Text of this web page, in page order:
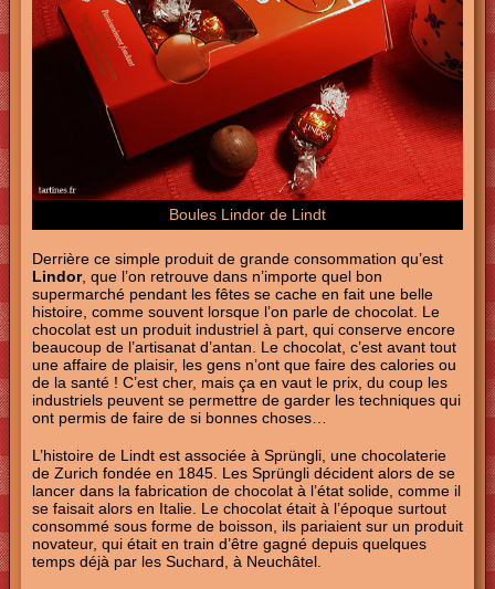
Boules Lindor de Lindt
Derrière ce simple produit de grande consommation qu’est
Lindor, que l’on retrouve dans n’importe quel bon
supermarché pendant les fêtes se cache en fait une belle
histoire, comme souvent lorsque l’on parle de chocolat. Le
chocolat est un produit industriel à part, qui conserve encore
beaucoup de l’artisanat d’antan. Le chocolat, c’est avant tout
une affaire de plaisir, les gens n’ont que faire des calories ou
de la santé ! C’est cher, mais ça en vaut le prix, du coup les
industriels peuvent se permettre de garder les techniques qui
ont permis de faire de si bonnes choses…
L’histoire de Lindt est associée à Sprüngli, une chocolaterie
de Zurich fondée en 1845. Les Sprüngli décident alors de se
lancer dans la fabrication de chocolat à l’état solide, comme il
se faisait alors en Italie. Le chocolat était à l’époque surtout
consommé sous forme de boisson, ils pariaient sur un produit
novateur, qui était en train d’être gagné depuis quelques
temps déjà par les Suchard, à Neuchâtel.